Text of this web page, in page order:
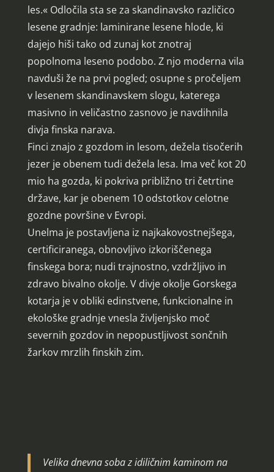
les.« Odločila sta se za skandinavsko različico
lesene gradnje: laminirane lesene hlode, ki
dajejo hiši tako od zunaj kot znotraj
popolnoma leseno podobo. Z njo moderna vila
navduši že na prvi pogled; osupne s pročeljem
v lesenem skandinavskem slogu, katerega
masivno in veličastno zasnovo je navdihnila
divja finska narava.
Finci znajo z gozdom in lesom, dežela tisočerih
jezer je obenem tudi dežela lesa. Ima več kot 20
mio ha gozda, ki pokriva približno tri četrtine
države, kar je obenem 10 odstotkov celotne
gozdne površine v Evropi.
Unelma je postavljena iz najkakovostnejšega,
certificiranega, obnovljivo izkoriščenega
finskega bora; nudi trajnostno, vzdržljivo in
zdravo bivalno okolje. V divje okolje Gorskega
kotarja je v obliki edinstvene, funkcionalne in
ekološke gradnje vnesla življenjsko moč
severnih gozdov in nepopustljivost sončnih
žarkov mrzlih finskih zim.
Velika dnevna soba z idiličnim kaminom na